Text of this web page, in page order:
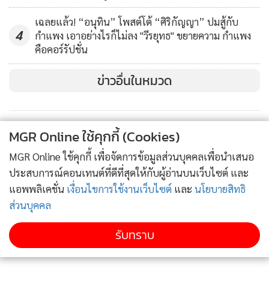
4
เฉลยแล้ว! “อนุทิน” โพสต์โต้ “ศิริกัญญา” ปมสู้กับ
กำแพง เอาอย่างไรก็ไม่ลง "วีรยุทธ" ขยายความ กำแพง
คือคอร์รัปชั่น
ข่าวอื่นในหมวด
MGR Online ใช้คุกกี้ (Cookies)
MGR Online ใช้คุกกี้ เพื่อจัดการข้อมูลส่วนบุคคลเพื่อนำเสนอ
ประสบการณ์คอนเทนต์ที่ดีที่สุดให้กับผู้อ่านบนเว็บไซต์ และ
แอพพลิเคชั่น เงื่อนไขการใช้งานเว็บไซต์ และ นโยบายสิทธิ
ส่วนบุคคล
รับทราบ